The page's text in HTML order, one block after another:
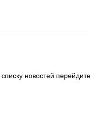
новостей перейдите